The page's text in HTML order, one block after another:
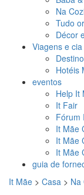
Na
Tudo
Décor
Viagens e cia
Hotéis
eventos
Help It
It Fair
Fórum
It Mãe
It Mãe
It Mãe
guia de
It Mãe > Casa > Na